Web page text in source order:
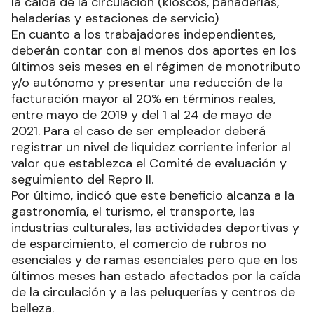
heladerías y estaciones de servicio)
En cuanto a los trabajadores independientes,
deberán contar con al menos dos aportes en los
últimos seis meses en el régimen de monotributo
y/o autónomo y presentar una reducción de la
facturación mayor al 20% en términos reales,
entre mayo de 2019 y del 1 al 24 de mayo de
2021. Para el caso de ser empleador deberá
registrar un nivel de liquidez corriente inferior al
valor que establezca el Comité de evaluación y
seguimiento del Repro II.
Por último, indicó que este beneficio alcanza a la
gastronomía, el turismo, el transporte, las
industrias culturales, las actividades deportivas y
de esparcimiento, el comercio de rubros no
esenciales y de ramas esenciales pero que en los
últimos meses han estado afectados por la caída
de la circulación y a las peluquerías y centros de
belleza.